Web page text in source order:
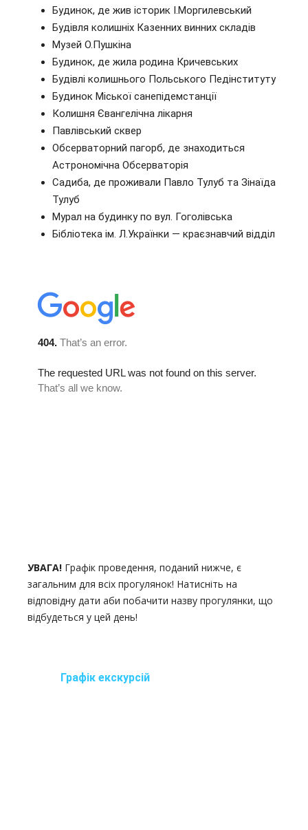
Будинок, де жив історик І.Моргилевський
Будівля колишніх Казенних винних складів
Музей О.Пушкіна
Будинок, де жила родина Кричевських
Будівлі колишнього Польського Педінституту
Будинок Міської санепідемстанції
Колишня Євангелічна лікарня
Павлівський сквер
Обсерваторний пагорб, де знаходиться
Астрономічна Обсерваторія
Садиба, де проживали Павло Тулуб та Зінаїда
Тулуб
Мурал на будинку по вул. Гоголівська
Бібліотека ім. Л.Українки — краєзнавчий відділ
УВАГА! Графік проведення, поданий нижче, є
загальним для всіх прогулянок! Натисніть на
відповідну дати аби побачити назву прогулянки, що
відбудеться у цей день!
Графік екскурсій